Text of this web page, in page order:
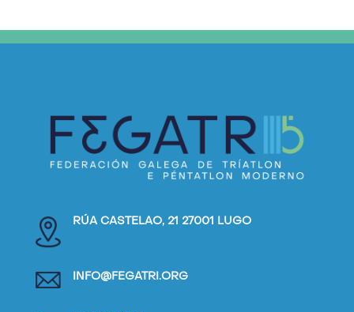
RÚA CASTELAO, 21 27001 LUGO
INFO@FEGATRI.ORG